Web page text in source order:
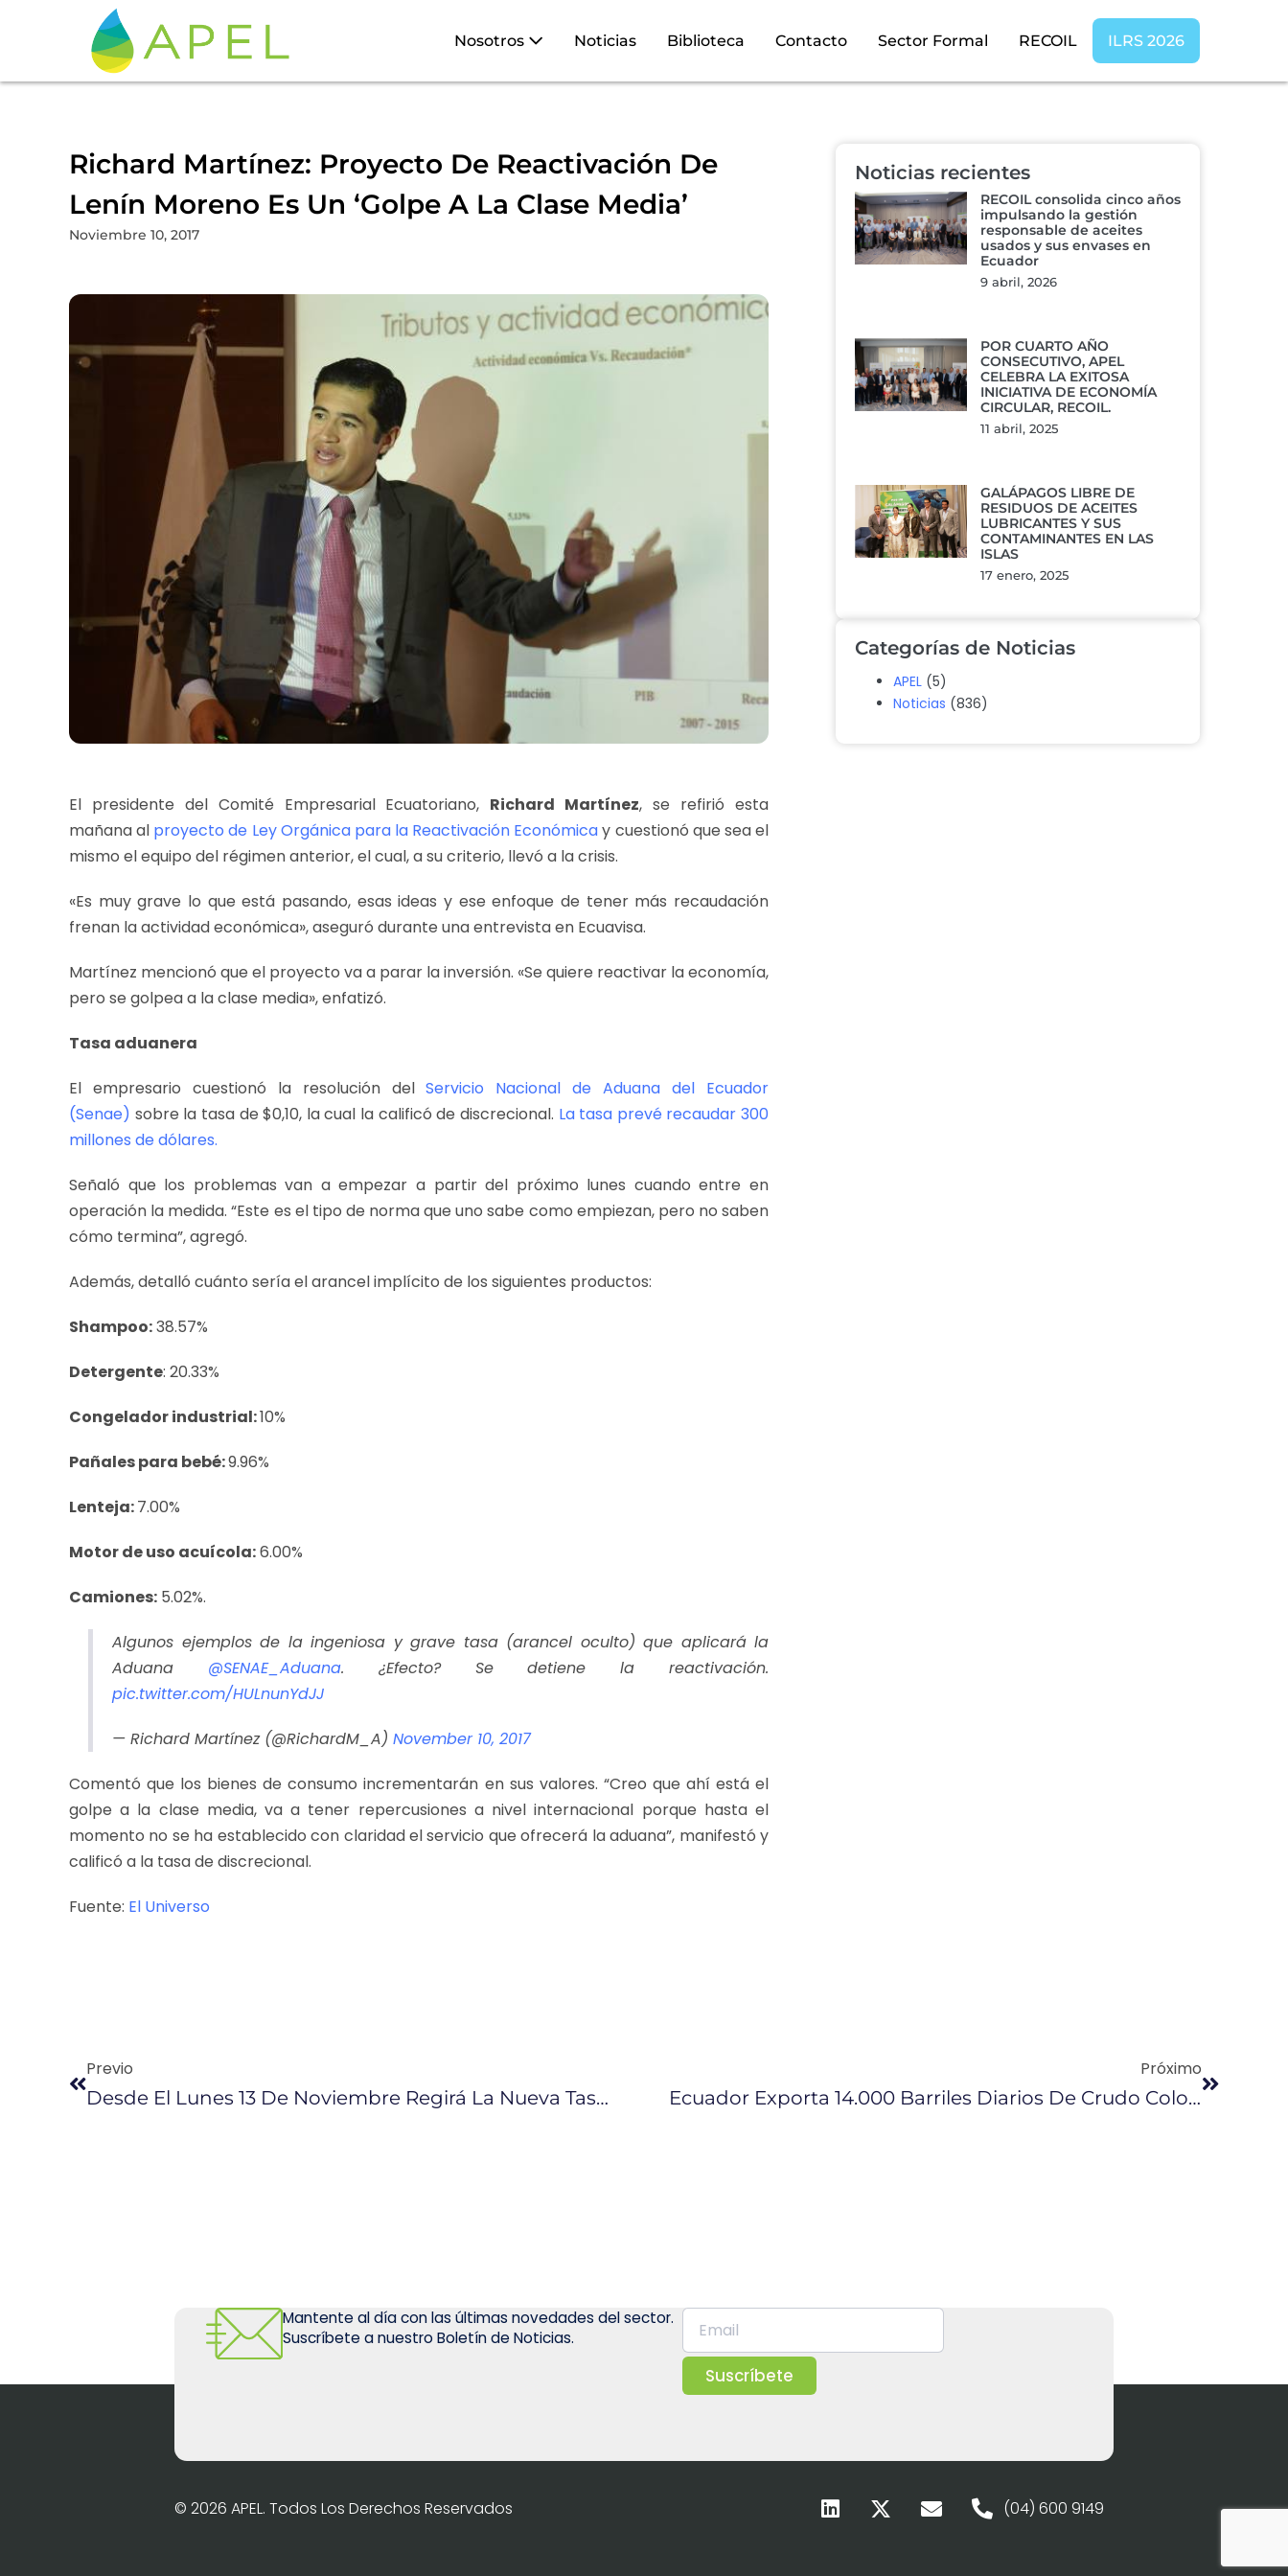
Nosotros Noticias Biblioteca Contacto Sector Formal RECOIL ILRS 2026
Richard Martínez: Proyecto De Reactivación De
Lenín Moreno Es Un ‘golpe A La Clase Media’
Noviembre 10, 2017
El presidente del Comité Empresarial Ecuatoriano, Richard Martínez, se refirió esta
mañana al proyecto de Ley Orgánica para la Reactivación Económicay cuestionó que sea el
mismo el equipo del régimen anterior, el cual, a su criterio, llevó a la crisis.
«Es muy grave lo que está pasando, esas ideas y ese enfoque de tener más recaudación
frenan la actividad económica», aseguró durante una entrevista en Ecuavisa.
Martínez mencionó que el proyecto va a parar la inversión. «Se quiere reactivar la economía,
pero se golpea a la clase media», enfatizó.
Tasa aduanera
El empresario cuestionó la resolución delServicio Nacional de Aduana del Ecuador
(Senae) sobre la tasa de $0,10, la cual la calificó de discrecional. La tasa prevé recaudar 300
millones de dólares.
Señaló que los problemas van a empezar a partir del próximo lunes cuando entre en
operación la medida. “Este es el tipo de norma que uno sabe como empiezan, pero no saben
cómo termina”, agregó.
Además, detalló cuánto sería el arancel implícito de los siguientes productos:
Shampoo:38.57%
Detergente: 20.33%
Congelador industrial:10%
Pañales para bebé:9.96%
Lenteja:7.00%
Motor de uso acuícola:6.00%
Camiones: 5.02%.
Algunos ejemplos de la ingeniosa y grave tasa (arancel oculto) que aplicará la
Aduana @SENAE_Aduana. ¿Efecto? Se detiene la reactivación.
pic.twitter.com/HULnunYdJJ
— Richard Martínez (@RichardM_A) November 10, 2017
Comentó que los bienes de consumo incrementarán en sus valores. “Creo que ahí está el
golpe a la clase media, va a tener repercusiones a nivel internacional porque hasta el
momento no se ha establecido con claridad el servicio que ofrecerá la aduana”, manifestó y
calificó a la tasa de discrecional.
Fuente: El Universo
Noticias recientes
RECOIL consolida cinco años
impulsando la gestión
responsable de aceites
usados y sus envases en
Ecuador
9 abril, 2026
POR CUARTO AÑO
CONSECUTIVO, APEL
CELEBRA LA EXITOSA
INICIATIVA DE ECONOMÍA
CIRCULAR, RECOIL.
11 abril, 2025
GALÁPAGOS LIBRE DE
RESIDUOS DE ACEITES
LUBRICANTES Y SUS
CONTAMINANTES EN LAS
ISLAS
17 enero, 2025
Categorías de Noticias
APEL (5)
Noticias (836)
Previo
Desde El Lunes 13 De Noviembre Regirá La Nueva Tasa De Servicio De Control Aduanero Para Las Importaciones
Próximo
Ecuador Exporta 14.000 Barriles Diarios De Crudo Colombiano
Mantente al día con las últimas novedades del sector.
Suscríbete a nuestro Boletín de Noticias.
Suscríbete
© 2026 APEL. Todos Los Derechos Reservados (04) 600 9149